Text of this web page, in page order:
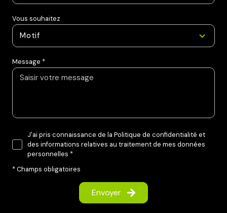
Gagnez des milliers d'euros, parrainez un de vos
proche
Avis de nos clients sur Meilleurs
Agents
Vous souhaitez
Motif
Message *
J'ai pris connaissance de la Politique de confidentialité et
des informations relatives au traitement de mes données
personnelles *
* Champs obligatoires
Envoyer